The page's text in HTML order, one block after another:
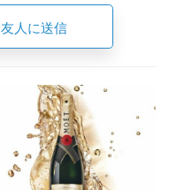
友人に送信